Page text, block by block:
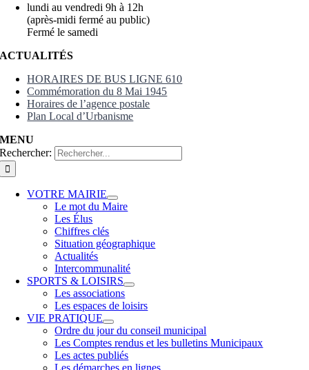
lundi au vendredi 9h à 12h
(après-midi fermé au public)
Fermé le samedi
ACTUALITÉS
HORAIRES DE BUS LIGNE 610
Commémoration du 8 Mai 1945
Horaires de l’agence postale
Plan Local d’Urbanisme
MENU
Rechercher:
VOTRE MAIRIE
Le mot du Maire
Les Élus
Chiffres clés
Situation géographique
Actualités
Intercommunalité
SPORTS & LOISIRS
Les associations
Les espaces de loisirs
VIE PRATIQUE
Ordre du jour du conseil municipal
Les Comptes rendus et les bulletins Municipaux
Les actes publiés
Les démarches en lignes